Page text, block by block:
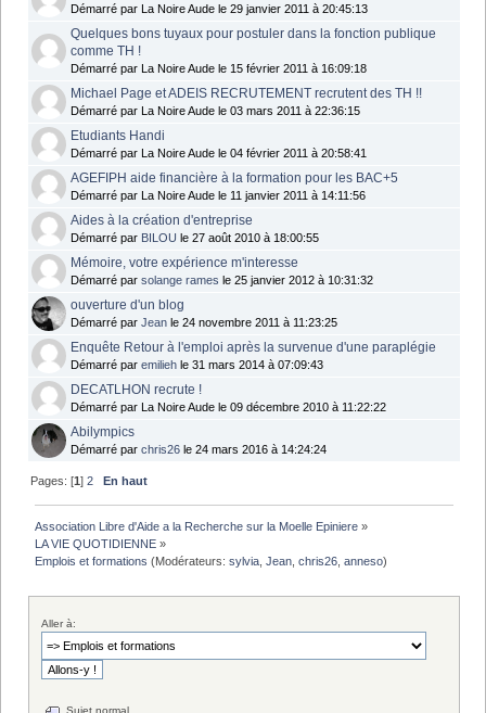
Démarré par La Noire Aude le 29 janvier 2011 à 20:45:13
Quelques bons tuyaux pour postuler dans la fonction publique
comme TH !
Démarré par La Noire Aude le 15 février 2011 à 16:09:18
Michael Page et ADEIS RECRUTEMENT recrutent des TH !!
Démarré par La Noire Aude le 03 mars 2011 à 22:36:15
Etudiants Handi
Démarré par La Noire Aude le 04 février 2011 à 20:58:41
AGEFIPH aide financière à la formation pour les BAC+5
Démarré par La Noire Aude le 11 janvier 2011 à 14:11:56
Aides à la création d'entreprise
Démarré par BILOU le 27 août 2010 à 18:00:55
Mémoire, votre expérience m'interesse
Démarré par solange rames le 25 janvier 2012 à 10:31:32
ouverture d'un blog
Démarré par Jean le 24 novembre 2011 à 11:23:25
Enquête Retour à l'emploi après la survenue d'une paraplégie
Démarré par emilieh le 31 mars 2014 à 07:09:43
DECATLHON recrute !
Démarré par La Noire Aude le 09 décembre 2010 à 11:22:22
Abilympics
Démarré par chris26 le 24 mars 2016 à 14:24:24
Pages: [1]2 En haut
Association Libre d'Aide a la Recherche sur la Moelle Epiniere »
LA VIE QUOTIDIENNE »
Emplois et formations (Modérateurs:sylvia ,Jean ,chris26 ,anneso)
Aller à:
Sujet normal